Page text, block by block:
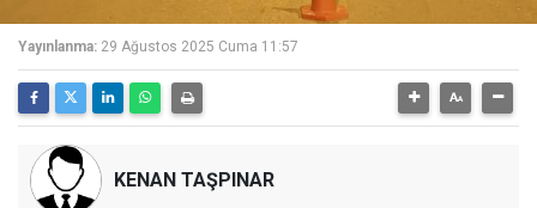
Yayınlanma: 29 Ağustos 2025 Cuma 11:57
KENAN TAŞPINAR